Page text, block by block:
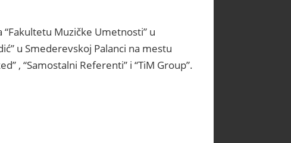
Muzičke Umetnosti” u
u Smederevskoj Palanci na mestu
, “Samostalni Referenti” i “TiM Group”.